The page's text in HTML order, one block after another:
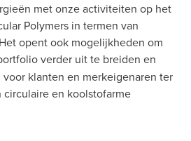
met onze activiteiten op het
Polymers in termen van
opent ook mogelijkheden om
verder uit te breiden en
klanten en merkeigenaren ter
en koolstofarme